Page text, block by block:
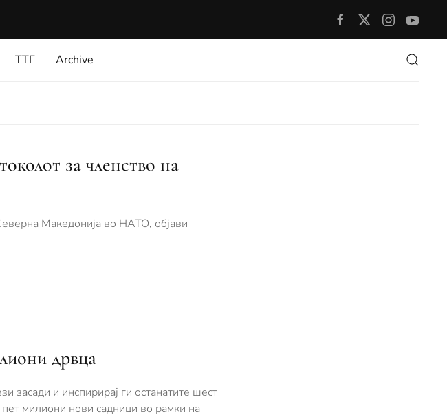
ТТГ Archive
за членство на
Македонија во НАТО, објави
дрвца
засади и инспирирај ги останатите шест
милиони нови садници во рамки на